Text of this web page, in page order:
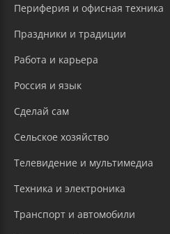
Периферия и офисная техника
Праздники и традиции
Работа и карьера
Россия и язык
Сделай сам
Сельское хозяйство
Телевидение и мультимедиа
Техника и электроника
Транспорт и автомобили